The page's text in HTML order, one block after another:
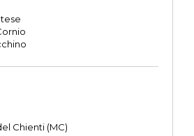
Chienti (MC)